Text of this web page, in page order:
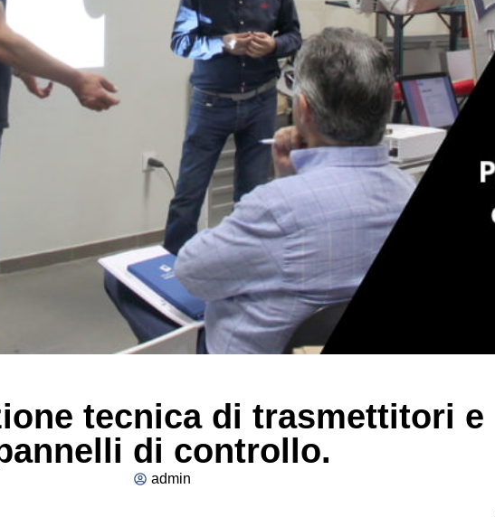
tecnica di trasmettitori e
di controllo.
admin